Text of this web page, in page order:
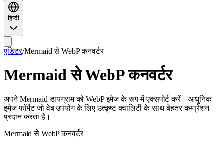
हिन्दी
एडिटर/Mermaid से WebP कनवर्टर
Mermaid से WebP कनवर्टर
अपने Mermaid डायग्राम को WebP इमेज के रूप में एक्सपोर्ट करें। आधुनिक
इमेज फॉर्मेट जो वेब उपयोग के लिए उत्कृष्ट क्वालिटी के साथ बेहतर कम्प्रेशन
प्रदान करता है।
Mermaid से WebP कनवर्टर